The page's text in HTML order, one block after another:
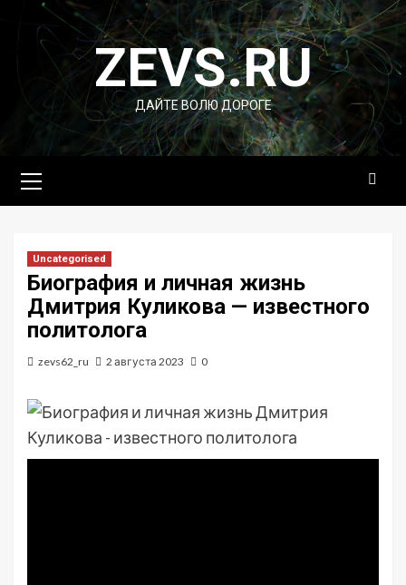
Перейти
содержимомуZEVS.RU
ДАЙТЕ ВОЛЮ ДОРОГЕ
меню
Uncategorised
Биография и личная жизнь
Дмитрия Куликова — известного
политолога
zevs62_ru 2 августа 2023 0